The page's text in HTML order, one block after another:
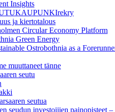
Insights
ja kiertotalous
Circular Economy Platform
Green Energy
Ostrobothnia as a
muuttaneet tänne
seutu
seutua
seudun investoijien painopisteet